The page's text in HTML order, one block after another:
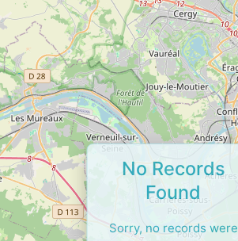
No Records
Found
Sorry, no records were